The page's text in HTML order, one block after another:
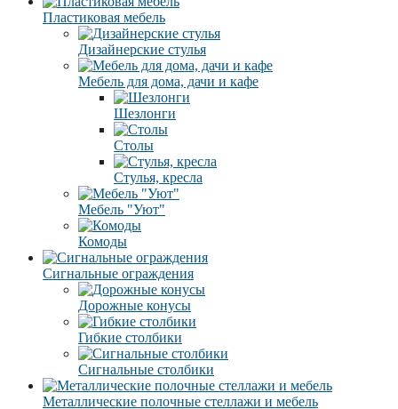
Пластиковая мебель
Дизайнерские стулья
Мебель для дома, дачи и кафе
Шезлонги
Столы
Стулья, кресла
Мебель "Уют"
Комоды
Сигнальные ограждения
Дорожные конусы
Гибкие столбики
Сигнальные столбики
Металлические полочные стеллажи и мебель